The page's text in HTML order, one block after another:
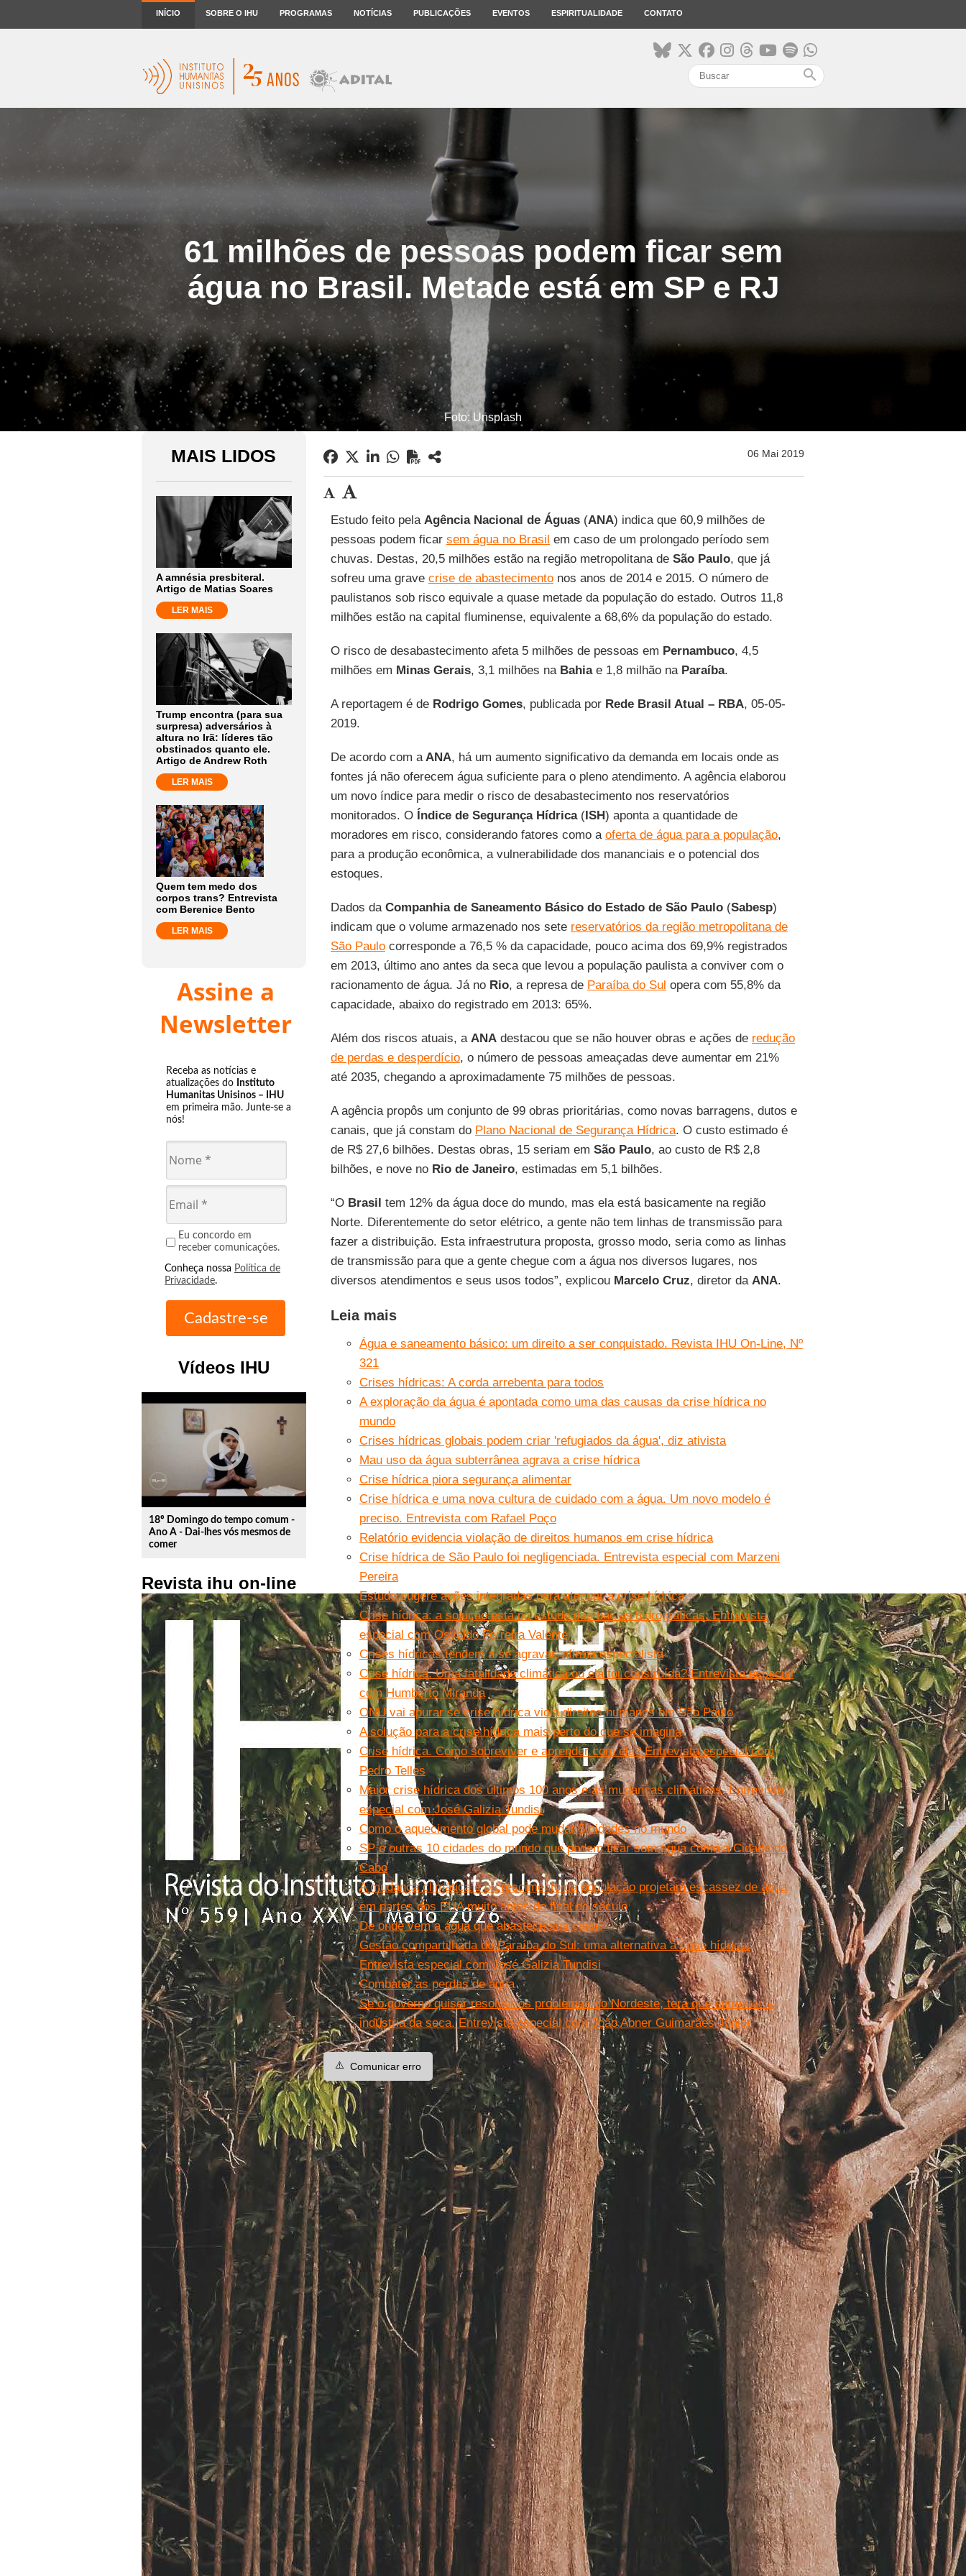
INÍCIO SOBRE O IHU PROGRAMAS NOTÍCIAS PUBLICAÇÕES EVENTOS ESPIRITUALIDADE CONTATO
search
61 milhões de pessoas podem ficar sem
água no Brasil. Metade está em SP e RJ
Foto: Unsplash
MAIS LIDOS
A amnésia presbiteral.
Artigo de Matias Soares
LER MAIS
Trump encontra (para sua
surpresa) adversários à
altura no Irã: líderes tão
obstinados quanto ele.
Artigo de Andrew Roth
LER MAIS
Quem tem medo dos
corpos trans? Entrevista
com Berenice Bento
LER MAIS
Assine a
Newsletter
Receba as notícias e
atualizações do Instituto
Humanitas Unisinos – IHU
em primeira mão. Junte-se a
nós!
Eu concordo em
receber comunicações.
Conheça nossa Política de
Privacidade.
Vídeos IHU
play_circle_outline
18º Domingo do tempo comum -
Ano A - Dai-lhes vós mesmos de
comer
Revista ihu on-line
06 Mai 2019
Estudo feito pela Agência Nacional de Águas(ANA) indica que 60,9 milhões de
pessoas podem ficar sem água no Brasil em caso de um prolongado período sem
chuvas. Destas, 20,5 milhões estão na região metropolitana de São Paulo, que já
sofreu uma grave crise de abastecimentonos anos de 2014 e 2015. O número de
paulistanos sob risco equivale a quase metade da população do estado. Outros 11,8
milhões estão na capital fluminense, equivalente a 68,6% da população do estado.
O risco de desabastecimento afeta 5 milhões de pessoas em Pernambuco, 4,5
milhões em Minas Gerais, 3,1 milhões na Bahiae 1,8 milhão na Paraíba.
A reportagem é de Rodrigo Gomes, publicada por Rede Brasil Atual – RBA, 05-05-
2019.
De acordo com aANA, há um aumento significativo da demanda em locais onde as
fontes já não oferecem água suficiente para o pleno atendimento. A agência elaborou
um novo índice para medir o risco de desabastecimento nos reservatórios
monitorados. O Índice de Segurança Hídrica (ISH) aponta a quantidade de
moradores em risco, considerando fatores como a oferta de água para a população,
para a produção econômica, a vulnerabilidade dos mananciais e o potencial dos
estoques.
Dados da Companhia de Saneamento Básico do Estado de São Paulo (Sabesp)
indicam que o volume armazenado nos sete reservatórios da região metropolitana de
São Paulocorresponde a 76,5 % da capacidade, pouco acima dos 69,9% registrados
em 2013, último ano antes da seca que levou a população paulista a conviver com o
racionamento de água. Já no Rio, a represa de Paraíba do Sul opera com 55,8% da
capacidade, abaixo do registrado em 2013: 65%.
Além dos riscos atuais, a ANAdestacou que se não houver obras e ações de redução
de perdas e desperdício, o número de pessoas ameaçadas deve aumentar em 21%
até 2035, chegando a aproximadamente 75 milhões de pessoas.
A agência propôs um conjunto de 99 obras prioritárias, como novas barragens, dutos e
canais, que já constam do Plano Nacional de Segurança Hídrica. O custo estimado é
de R$ 27,6 bilhões. Destas obras, 15 seriam em São Paulo, ao custo de R$ 2,8
bilhões, e nove no Rio de Janeiro, estimadas em 5,1 bilhões.
“O Brasil tem 12% da água doce do mundo, mas ela está basicamente na região
Norte. Diferentemente do setor elétrico, a gente não tem linhas de transmissão para
fazer a distribuição. Esta infraestrutura proposta, grosso modo, seria como as linhas
de transmissão para que a gente chegue com a água nos diversos lugares, nos
diversos atendimentos e seus usos todos”, explicou Marcelo Cruz, diretor da ANA.
Leia mais
Água e saneamento básico: um direito a ser conquistado. Revista IHU On-Line, Nº
321
Crises hídricas: A corda arrebenta para todos
A exploração da água é apontada como uma das causas da crise hídrica no
mundo
Crises hídricas globais podem criar 'refugiados da água', diz ativista
Mau uso da água subterrânea agrava a crise hídrica
Crise hídrica piora segurança alimentar
Crise hídrica e uma nova cultura de cuidado com a água. Um novo modelo é
preciso. Entrevista com Rafael Poço
Relatório evidencia violação de direitos humanos em crise hídrica
Crise hídrica de São Paulo foi negligenciada. Entrevista especial com Marzeni
Pereira
Estudo sugere ações integradas para atenuar a crise hídrica
Crise hídrica: a solução está no estudo das bacias hidrográficas. Entrevista
especial com Osvaldo Ferreira Valente
Crises hídricas tendem a se agravar, afirma especialista
Crise hídrica. Uma fatalidade climática ou ela foi construída? Entrevista especial
com Humberto Miranda
ONU vai apurar se crise hídrica viola direitos humanos em São Paulo
A solução para a crise hídrica mais perto do que se imagina
Crise hídrica. Como sobreviver e aprender com ela? Entrevista especial com
Pedro Telles
Maior crise hídrica dos últimos 100 anos e as mudanças climáticas. Entrevista
especial com José Galizia Tundisi
Como o aquecimento global pode mudar 5 cidades no mundo
SP e outras 10 cidades do mundo que podem ficar sem água como a Cidade do
Cabo
A mudança climática e o crescimento da população projetam escassez de água
em partes dos EUA muito antes do final do século
De onde vem a água que abastece sua casa?
Gestão compartilhada do Paraíba do Sul: uma alternativa à crise hídrica.
Entrevista especial com José Galizia Tundisi
Combater as perdas de água
Se o governo quiser resolver os problemas do Nordeste, terá que enfrentar a
indústria da seca. Entrevista especial com João Abner Guimarães Júnior
⚠️ Comunicar erro